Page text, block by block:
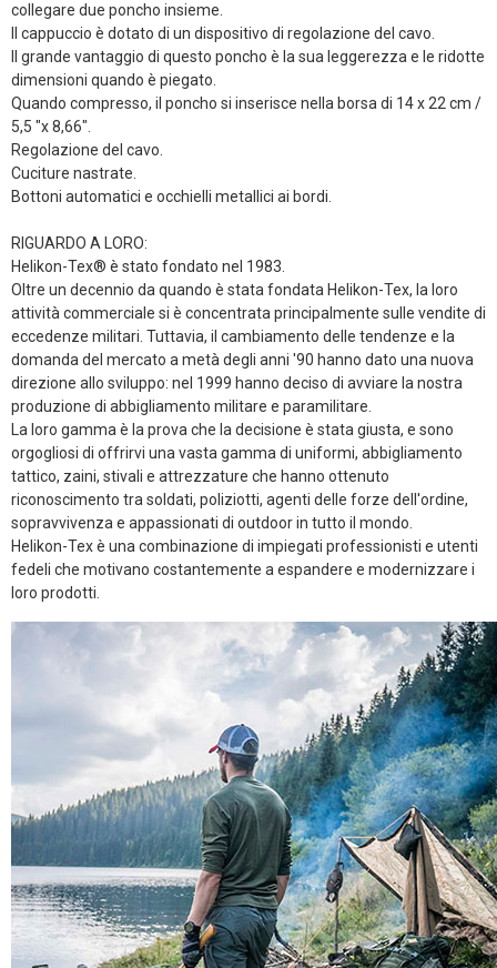
collegare due poncho insieme.
Il cappuccio è dotato di un dispositivo di regolazione del cavo.
Il grande vantaggio di questo poncho è la sua leggerezza e le ridotte
dimensioni quando è piegato.
Quando compresso, il poncho si inserisce nella borsa di 14 x 22 cm /
5,5 "x 8,66".
Regolazione del cavo.
Cuciture nastrate.
Bottoni automatici e occhielli metallici ai bordi.
RIGUARDO A LORO:
Helikon-Tex® è stato fondato nel 1983.
Oltre un decennio da quando è stata fondata Helikon-Tex, la loro
attività commerciale si è concentrata principalmente sulle vendite di
eccedenze militari. Tuttavia, il cambiamento delle tendenze e la
domanda del mercato a metà degli anni '90 hanno dato una nuova
direzione allo sviluppo: nel 1999 hanno deciso di avviare la nostra
produzione di abbigliamento militare e paramilitare.
La loro gamma è la prova che la decisione è stata giusta, e sono
orgogliosi di offrirvi una vasta gamma di uniformi, abbigliamento
tattico, zaini, stivali e attrezzature che hanno ottenuto
riconoscimento tra soldati, poliziotti, agenti delle forze dell'ordine,
sopravvivenza e appassionati di outdoor in tutto il mondo.
Helikon-Tex è una combinazione di impiegati professionisti e utenti
fedeli che motivano costantemente a espandere e modernizzare i
loro prodotti.